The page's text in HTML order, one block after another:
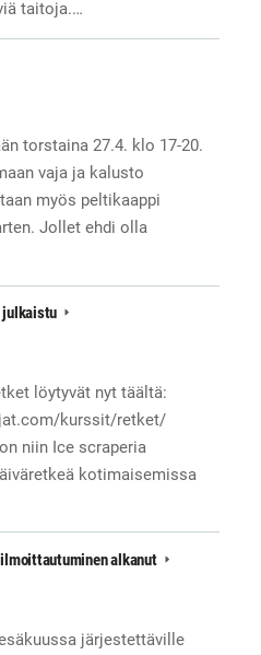
taitoja.…
torstaina 27.4. klo 17-20.
vaja ja kalusto
myös peltikaappi
Jollet ehdi olla
julkaistu
löytyvät nyt täältä:
kurssit/retket/
niin Ice scraperia
kotimaisemissa
alkanut
järjestettäville